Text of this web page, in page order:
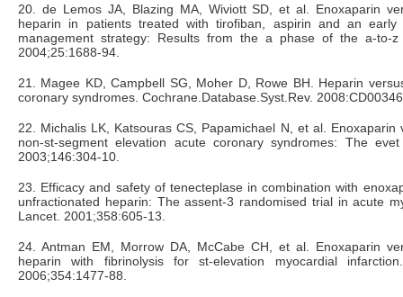
20. de Lemos JA, Blazing MA, Wiviott SD, et al. Enoxaparin
heparin in patients treated with tirofiban, aspirin and an early
management strategy: Results from the a phase of the a-to-
2004;25:1688-94.
21. Magee KD, Campbell SG, Moher D, Rowe BH. Heparin
coronary syndromes. Cochrane.Database.Syst.Rev.
22. Michalis LK, Katsouras CS, Papamichael N, et al. Enoxaparin
non-st-segment elevation acute coronary syndromes: The
2003;146:304-10.
23. Efficacy and safety of tenecteplase in combination with
unfractionated heparin: The assent-3 randomised trial in acute
Lancet. 2001;358:605-13.
24. Antman EM, Morrow DA, McCabe CH, et al. Enoxaparin
heparin with fibrinolysis for st-elevation myocardial
2006;354:1477-88.